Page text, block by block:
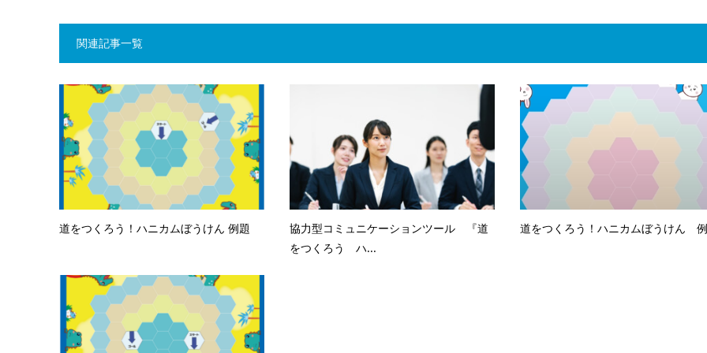
関連記事一覧
道をつくろう！ハニカムぼうけん 例題
協力型コミュニケーションツール 『道
をつくろう ハ...
道をつくろう！ハニカムぼうけん